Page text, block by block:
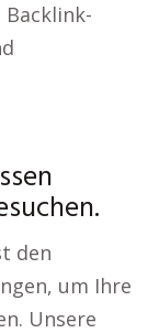
den
um Ihre
Unsere